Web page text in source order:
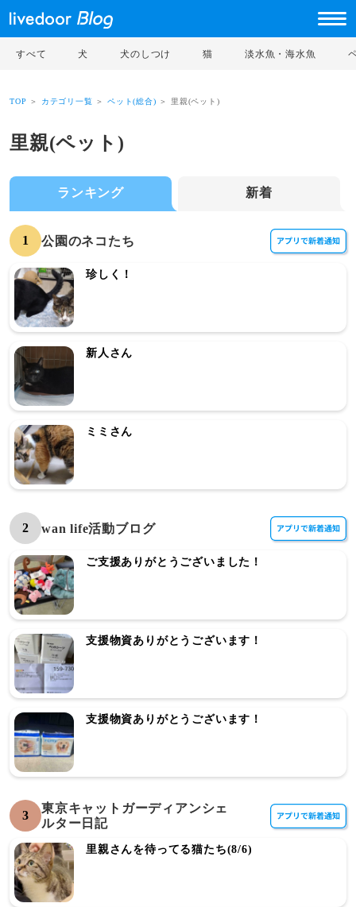
すべて 犬 犬のしつけ 猫 淡水魚・海水魚
TOP ＞ カテゴリ一覧 ＞ペット(総合) ＞ 里親(ペット)
里親(ペット)
ランキング 新着
1 公園のネコたち
珍しく！
新人さん
ミミさん
2 wan life活動ブログ
ご支援ありがとうございました！
支援物資ありがとうございます！
支援物資ありがとうございます！
3
東京キャットガーディアンシェ
ルター日記
里親さんを待ってる猫たち(8/6)